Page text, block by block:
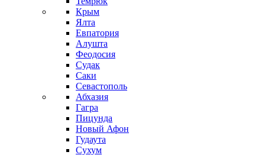
Крым
Ялта
Евпатория
Алушта
Феодосия
Судак
Саки
Севастополь
Абхазия
Гагра
Пицунда
Новый Афон
Гудаута
Сухум